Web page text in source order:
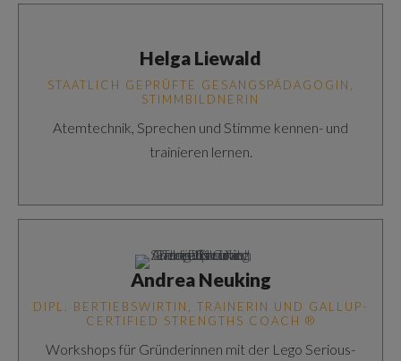
Helga Liewald
STAATLICH GEPRÜFTE GESANGSPÄDAGOGIN,
STIMMBILDNERIN
Atemtechnik, Sprechen und Stimme kennen- und
trainieren lernen.
Andrea Neuking
DIPL. BERTIEBSWIRTIN, TRAINERIN UND GALLUP-
CERTIFIED STRENGTHS COACH ®
Workshops für Gründerinnen mit der Lego Serious-